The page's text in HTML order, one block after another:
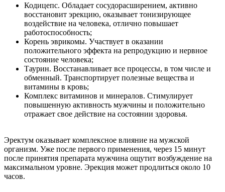
Кодицепс. Обладает сосудорасширением, активно
восстановит эрекцию, оказывает тонизирующее
воздействие на человека, отлично повышает
работоспособность;
Корень эврикомы. Участвует в оказании
положительного эффекта на репродукцию и нервное
состояние человека;
Таурин. Восстанавливает все процессы, в том числе и
обменный. Транспортирует полезные вещества и
витамины в кровь;
Комплекс витаминов и минералов. Стимулирует
повышенную активность мужчины и положительно
отражает свое действие на состоянии здоровья.
Эректум оказывает комплексное влияние на мужской
организм. Уже после первого применения, через 15 минут
после принятия препарата мужчина ощутит возбуждение на
максимальном уровне. Эрекция может продлиться около 10
часов.